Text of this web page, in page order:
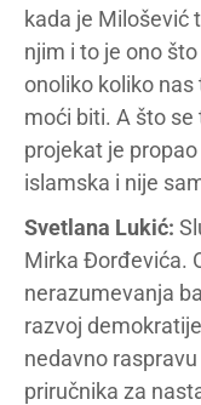
kada je Milošević
njim i to je ono
onoliko koliko
moći biti. A što
projekat je
islamska i nije
Svetlana Lukić:
Mirka Đorđevića.
nerazumevanja
razvoj
nedavno
priručnika za